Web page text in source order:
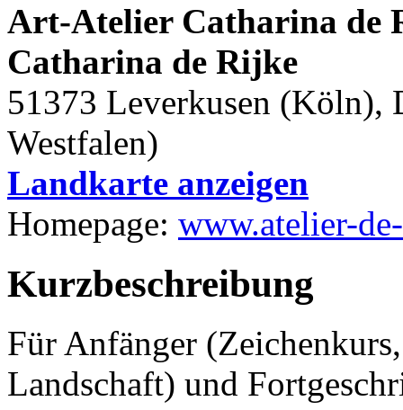
Art-Atelier Catharina de
Catharina de Rijke
51373 Leverkusen (Köln),
Westfalen)
Landkarte anzeigen
Homepage: www.atelier-
Kurzbeschreibung
Für Anfänger
Landschaft) und